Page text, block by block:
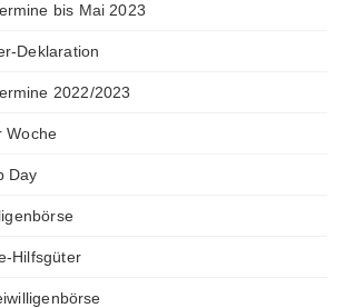
bis Mai 2023
Deklaration
2022/2023
Woche
Day
Hilfsgüter